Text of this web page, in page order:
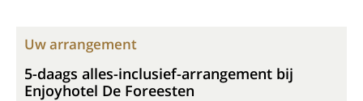
Uw arrangement
5-daags alles-inclusief-arrangement bij
Enjoyhotel De Foreesten